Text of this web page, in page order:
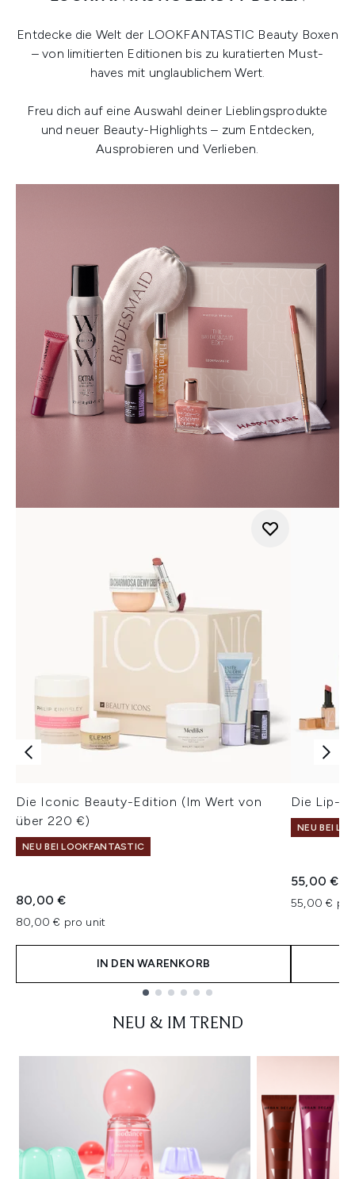
Entdecke die Welt der LOOKFANTASTIC Beauty Boxen
– von limitierten Editionen bis zu kuratierten Must-
haves mit unglaublichem Wert.
Freu dich auf eine Auswahl deiner Lieblingsprodukte
und neuer Beauty-Highlights – zum Entdecken,
Ausprobieren und Verlieben.
Die Iconic Beauty-Edition (Im Wert von
über 220 €)
NEU BEI LOOKFANTASTIC
80,00 €
80,00 € pro unit
IN DEN WARENKORB
Die Lip-
NEU BEI
55,00 €
55,00 €
NEU & IM TREND